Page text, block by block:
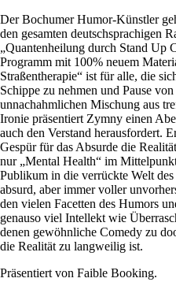
Der Bochumer Humor-Künstler
den gesamten deutschsprachigen
„Quantenheilung durch Stand Up
Programm mit 100% neuem
Straßentherapie“ ist für alle, die
Schippe zu nehmen und Pause
unnachahmlichen Mischung aus
Ironie präsentiert Zymny einen
auch den Verstand herausfordert.
Gespür für das Absurde die
nur „Mental Health“ im
Publikum in die verrückte Welt
absurd, aber immer voller
den vielen Facetten des Humors
genauso viel Intellekt wie
denen gewöhnliche Comedy zu
die Realität zu langweilig ist.
Präsentiert von Faible Booking.